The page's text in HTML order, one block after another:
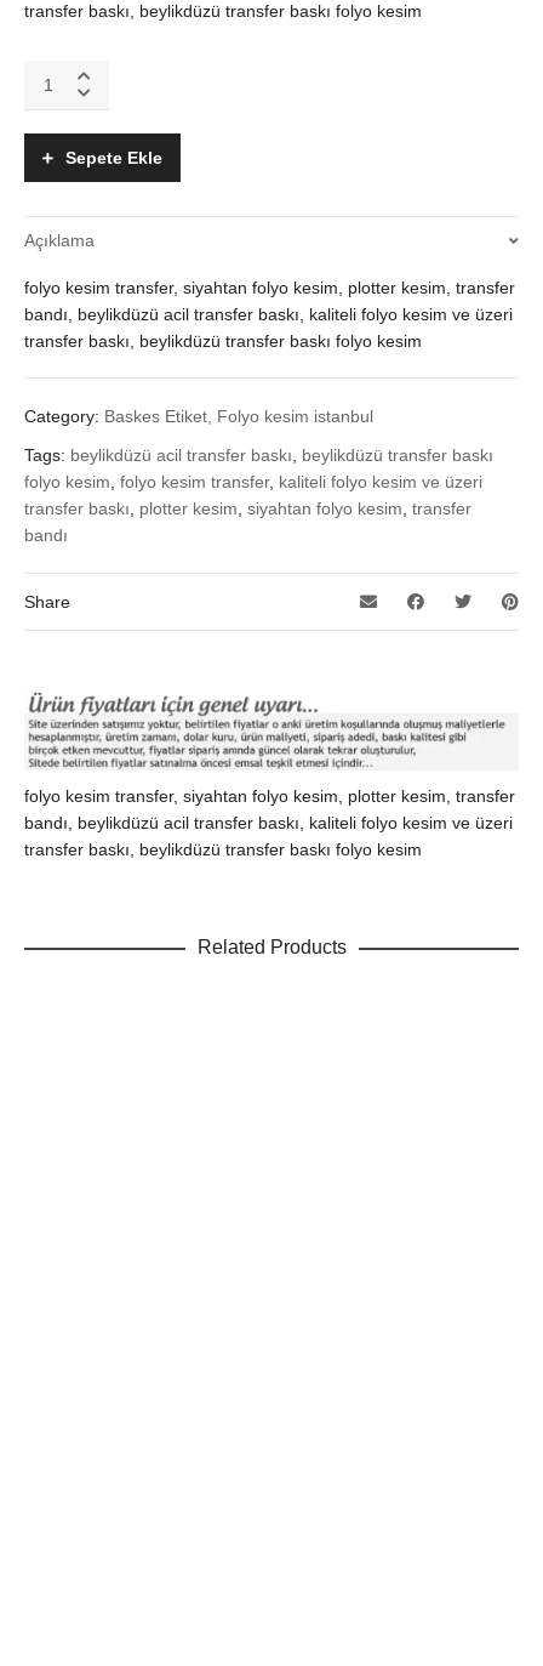
transfer baskı, beylikdüzü transfer baskı folyo kesim
kesim,
transfer
beylikdüzü
quantity
Sepete Ekle
Açıklama
folyo kesim transfer, siyahtan folyo kesim, plotter kesim, transfer
bandı, beylikdüzü acil transfer baskı, kaliteli folyo kesim ve üzeri
transfer baskı, beylikdüzü transfer baskı folyo kesim
Category: Baskes Etiket, Folyo kesim istanbul
Tags: beylikdüzü acil transfer baskı, beylikdüzü transfer baskı
folyo kesim, folyo kesim transfer, kaliteli folyo kesim ve üzeri
transfer baskı, plotter kesim, siyahtan folyo kesim, transfer
bandı
Share
folyo kesim transfer, siyahtan folyo kesim, plotter kesim, transfer
bandı, beylikdüzü acil transfer baskı, kaliteli folyo kesim ve üzeri
transfer baskı, beylikdüzü transfer baskı folyo kesim
Related Products